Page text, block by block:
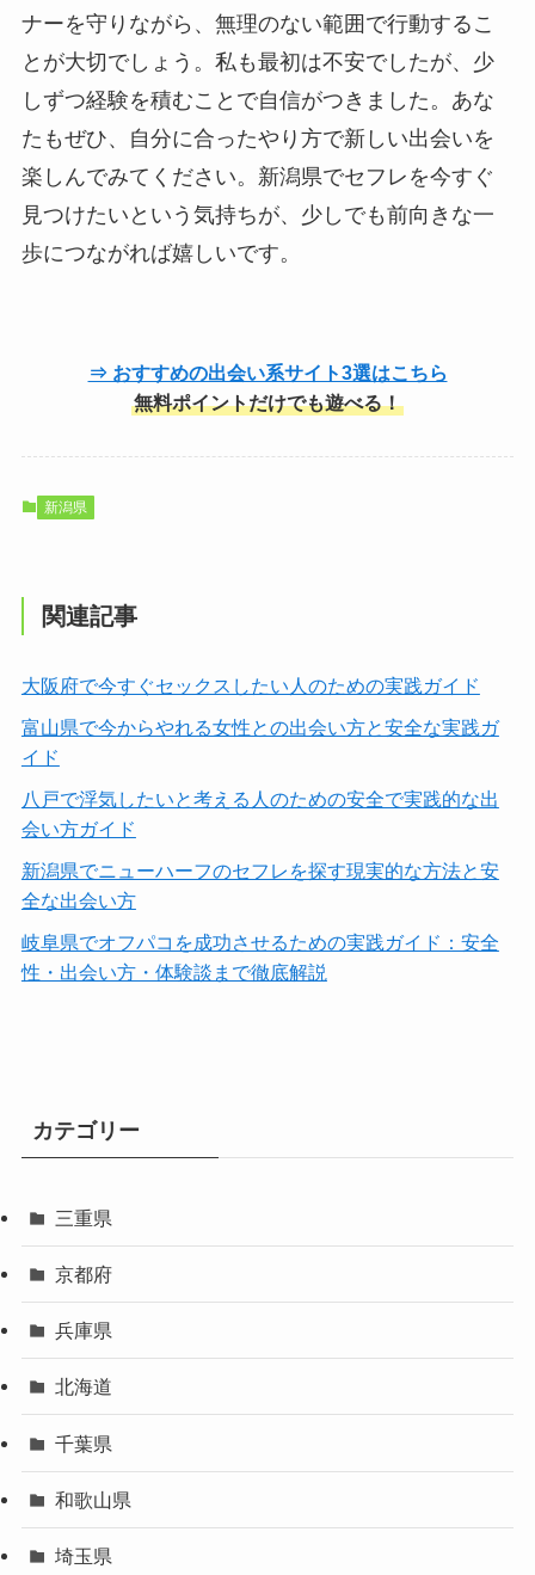
ナーを守りながら、無理のない範囲で行動するこ
とが大切でしょう。私も最初は不安でしたが、少
しずつ経験を積むことで自信がつきました。あな
たもぜひ、自分に合ったやり方で新しい出会いを
楽しんでみてください。新潟県でセフレを今すぐ
見つけたいという気持ちが、少しでも前向きな一
歩につながれば嬉しいです。
⇒ おすすめの出会い系サイト3選はこちら
無料ポイントだけでも遊べる！
新潟県
関連記事
大阪府で今すぐセックスしたい人のための実践ガイド
富山県で今からやれる女性との出会い方と安全な実践ガ
イド
八戸で浮気したいと考える人のための安全で実践的な出
会い方ガイド
新潟県でニューハーフのセフレを探す現実的な方法と安
全な出会い方
岐阜県でオフパコを成功させるための実践ガイド：安全
性・出会い方・体験談まで徹底解説
カテゴリー
三重県
京都府
兵庫県
北海道
千葉県
和歌山県
埼玉県